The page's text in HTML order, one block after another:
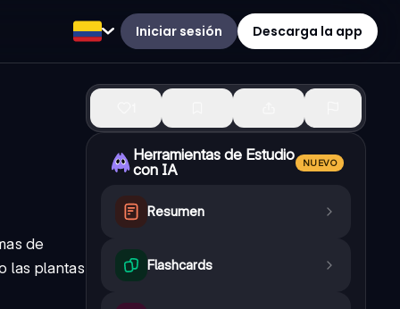
Iniciar sesión Descarga la app
de
las plantas
Herramientas de Estudio
con IA
NUEVO
Resumen
Flashcards